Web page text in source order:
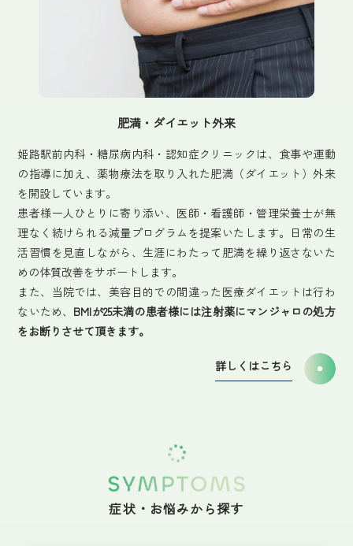
肥満・ダイエット外来
姫路駅前内科・糖尿病内科・認知症クリニックは、食事や運動
の指導に加え、薬物療法を取り入れた肥満（ダイエット）外来
を開設しています。
患者様一人ひとりに寄り添い、医師・看護師・管理栄養士が無
理なく続けられる減量プログラムを提案いたします。日常の生
活習慣を見直しながら、生涯にわたって肥満を繰り返さないた
めの体質改善をサポートします。
また、当院では、美容目的での間違った医療ダイエットは行わ
ないため、 BMIが25未満の患者様には注射薬にマンジャロの処方
をお断りさせて頂きます。
詳しくはこちら
症状・お悩みから探す